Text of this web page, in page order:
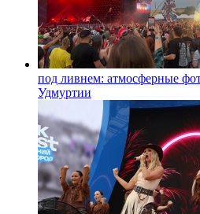
под ливнем: атмосферные
Удмуртии